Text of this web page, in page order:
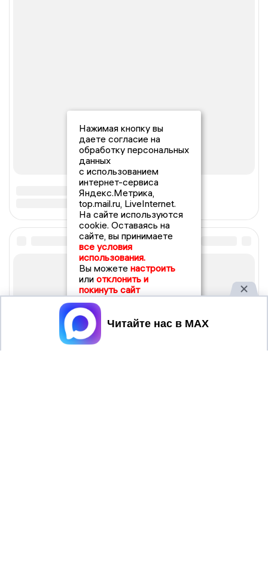
Нажимая кнопку вы
даете согласие на
обработку персональных
данных
с использованием
интернет-сервиса
Яндекс.Метрика,
top.mail.ru, LiveInternet.
На сайте используются
cookie. Оставаясь на
сайте, вы принимаете
все условия
использования.
Вы можете настроить
или отклонить и
покинуть сайт
Принять